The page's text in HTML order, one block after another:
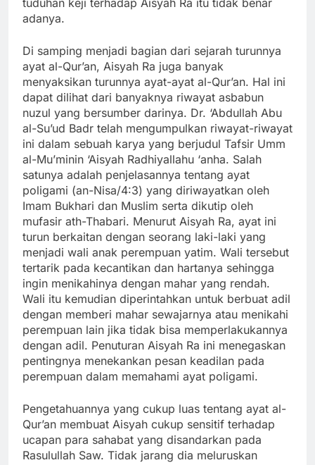
adanya.
Di samping menjadi bagian dari sejarah turunnya
ayat al-Qur’an, Aisyah Ra juga banyak
menyaksikan turunnya ayat-ayat al-Qur’an. Hal ini
dapat dilihat dari banyaknya riwayat asbabun
nuzul yang bersumber darinya. Dr. ‘Abdullah Abu
al-Su’ud Badr telah mengumpulkan riwayat-riwayat
ini dalam sebuah karya yang berjudul Tafsir Umm
al-Mu’minin ‘Aisyah Radhiyallahu ‘anha. Salah
satunya adalah penjelasannya tentang ayat
poligami (an-Nisa/4:3) yang diriwayatkan oleh
Imam Bukhari dan Muslim serta dikutip oleh
mufasir ath-Thabari. Menurut Aisyah Ra, ayat ini
turun berkaitan dengan seorang laki-laki yang
menjadi wali anak perempuan yatim. Wali tersebut
tertarik pada kecantikan dan hartanya sehingga
ingin menikahinya dengan mahar yang rendah.
Wali itu kemudian diperintahkan untuk berbuat adil
dengan memberi mahar sewajarnya atau menikahi
perempuan lain jika tidak bisa memperlakukannya
dengan adil. Penuturan Aisyah Ra ini menegaskan
pentingnya menekankan pesan keadilan pada
perempuan dalam memahami ayat poligami.
Pengetahuannya yang cukup luas tentang ayat al-
Qur’an membuat Aisyah cukup sensitif terhadap
ucapan para sahabat yang disandarkan pada
Rasulullah Saw. Tidak jarang dia meluruskan